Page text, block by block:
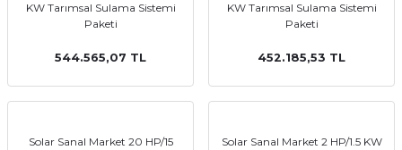
KW Tarımsal Sulama Sistemi
Paketi
544.565,07 TL
KW Tarımsal Sulama Sistemi
Paketi
452.185,53 TL
Solar Sanal Market 20 HP/15
Solar Sanal Market 2 HP/1.5 KW